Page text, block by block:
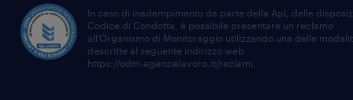
In caso di inadempimento da parte della ApL delle
Codice di Condotta, è possibile presentare un reclamo
all’Organismo di Monitoraggio utilizzando una delle
descritte al seguente indirizzo web
https://odm-agenzielavoro.it/reclami